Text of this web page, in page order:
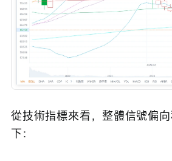
從技術指標來看，整體信號偏
下：